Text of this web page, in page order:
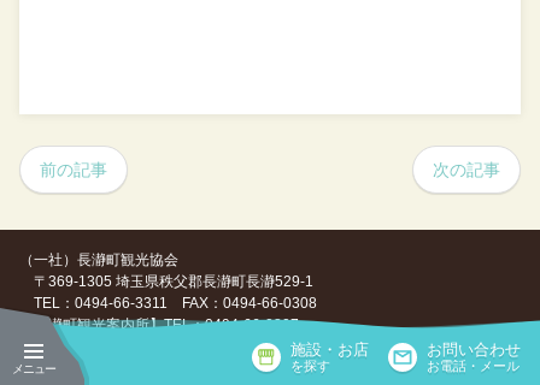
施設・お店
を探す
お問い合わせ
お電話・メール
前の記事 次の記事
（一社）長瀞町観光協会
〒369-1305 埼玉県秩父郡長瀞町長瀞529-1
TEL：0494-66-3311 FAX：0494-66-0308
【長瀞町観光案内所】TEL：0494-66-0307
Copyright ©（一社）長瀞町観光協会, All Rights Reserved.